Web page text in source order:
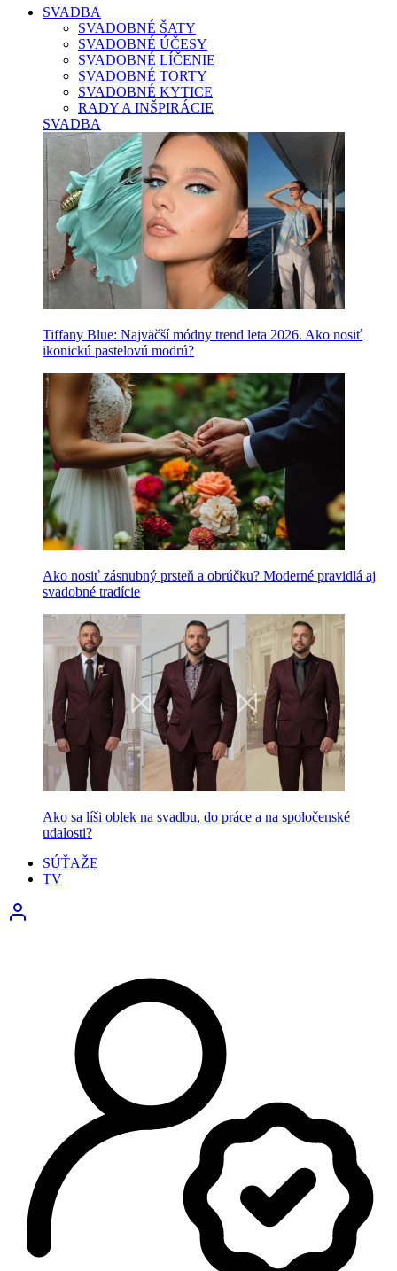
SVADBA
SVADOBNÉ ŠATY
SVADOBNÉ ÚČESY
SVADOBNÉ LÍČENIE
SVADOBNÉ TORTY
SVADOBNÉ KYTICE
RADY A INŠPIRÁCIE
SVADBA
Tiffany Blue: Najväčší módny trend leta 2026. Ako nosiť
ikonickú pastelovú modrú?
Ako nosiť zásnubný prsteň a obrúčku? Moderné pravidlá aj
svadobné tradície
Ako sa líši oblek na svadbu, do práce a na spoločenské
udalosti?
SÚŤAŽE
TV